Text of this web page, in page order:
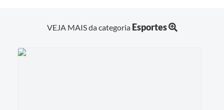
VEJA MAIS da categoria Esportes